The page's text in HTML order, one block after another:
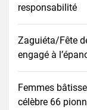
responsabilité
Zaguiéta/Fête
engagé à
Femmes
célèbre 66